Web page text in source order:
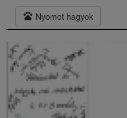
pets Nyomot hagyok